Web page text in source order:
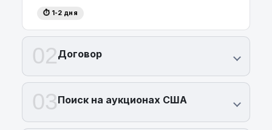
⏱ 1-2 дня
02Договор
03Поиск на аукционах США